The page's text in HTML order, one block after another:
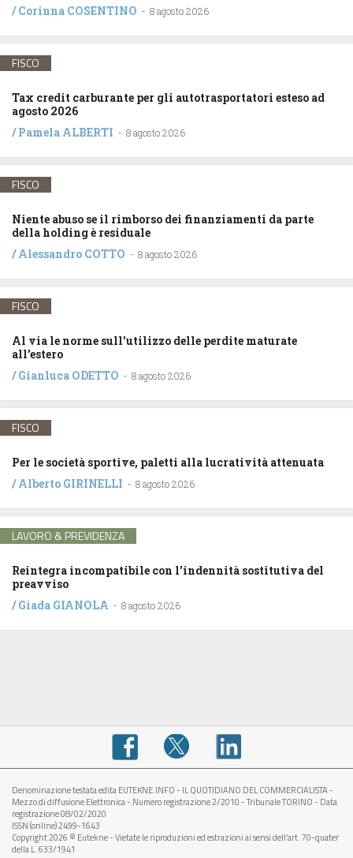
/Corinna COSENTINO - 8 agosto 2026
FISCO
Tax credit carburante per gli autotrasportatori esteso ad
agosto 2026
/Pamela ALBERTI - 8 agosto 2026
FISCO
Niente abuso se il rimborso dei finanziamenti da parte
della holding è residuale
/Alessandro COTTO - 8 agosto 2026
FISCO
Al via le norme sull’utilizzo delle perdite maturate
all’estero
/Gianluca ODETTO - 8 agosto 2026
FISCO
Per le società sportive, paletti alla lucratività attenuata
/Alberto GIRINELLI - 8 agosto 2026
LAVORO & PREVIDENZA
Reintegra incompatibile con l’indennità sostitutiva del
preavviso
/Giada GIANOLA - 8 agosto 2026
Denominazione testata edita EUTEKNE.INFO - IL QUOTIDIANO DEL COMMERCIALISTA -
Mezzo di diffusione Elettronica - Numero registrazione 2/2010 - Tribunale TORINO - Data
registrazione 08/02/2020
ISSN (online) 2499-1643
Copyright 2026 © Eutekne - Vietate le riproduzioni ed estrazioni ai sensi dell’art. 70-quater
della L. 633/1941